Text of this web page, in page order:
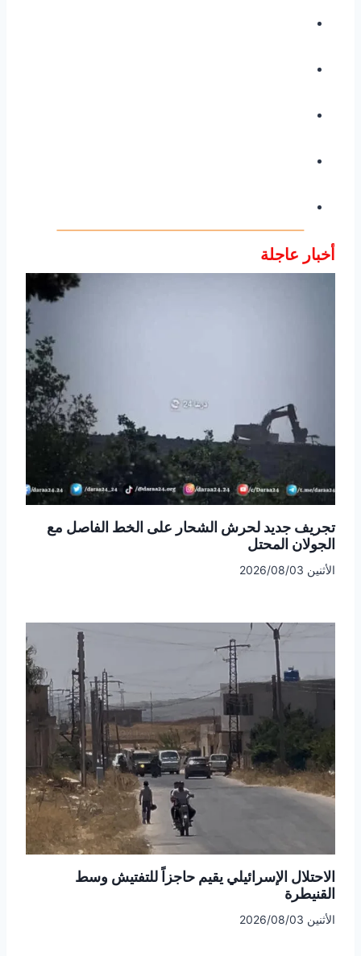
أخبار عاجلة
تجريف جديد لحرش الشحار على الخط الفاصل مع
الجولان المحتل
الأثنين 2026/08/03
الاحتلال الإسرائيلي يقيم حاجزاً للتفتيش وسط
القنيطرة
الأثنين 2026/08/03